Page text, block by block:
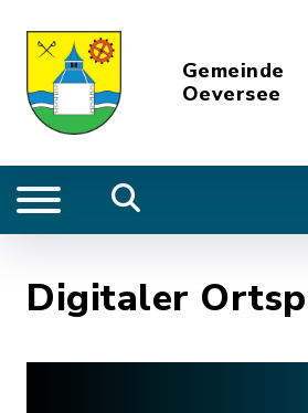
Gemeinde
Oeversee
Digitaler